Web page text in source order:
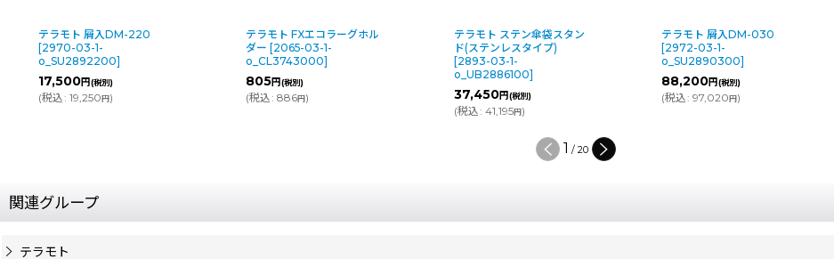
テラモト 屑入DM-220
[2970-03-1-
o_SU2892200]
17,500円(税別)
(税込: 19,250円)
テラモト FXエコラーグホル
ダー [2065-03-1-
o_CL3743000]
805円(税別)
(税込: 886円)
テラモト ステン傘袋スタン
ド(ステンレスタイプ)
[2893-03-1-
o_UB2886100]
37,450円(税別)
(税込: 41,195円)
テラモト 屑入DM-030
[2972-03-1-
o_SU2890300]
88,200円(税別)
(税込: 97,020円)
1 / 20
関連グループ
テラモト